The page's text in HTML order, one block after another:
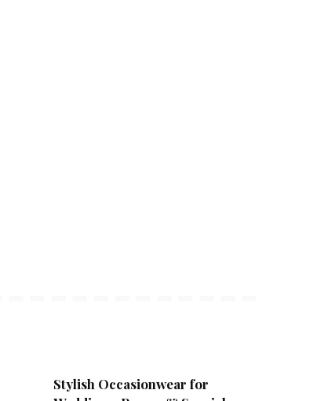
Stylish Occasionwear for